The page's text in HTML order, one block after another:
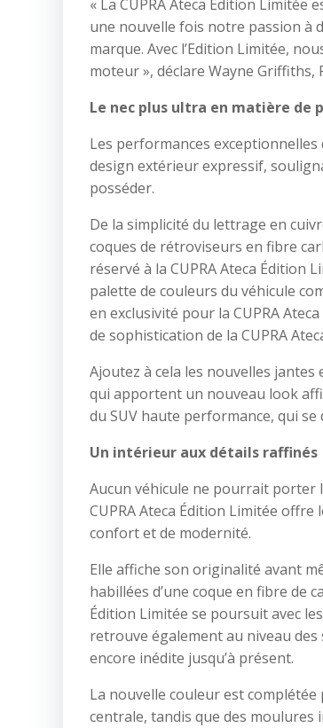
« La CUPRA Ateca Édition
une nouvelle fois notre passion à
marque. Avec l’Edition Limitée,
moteur », déclare Wayne Griffiths,
Le nec plus ultra en matière de
Les performances
design extérieur expressif,
posséder.
De la simplicité du lettrage en
coques de rétroviseurs en fibre
réservé à la CUPRA Ateca Édition
palette de couleurs du véhicule
en exclusivité pour la CUPRA
de sophistication de la CUPRA
Ajoutez à cela les nouvelles jantes
qui apportent un nouveau look
du SUV haute performance, qui
Un intérieur aux détails raffinés
Aucun véhicule ne pourrait porter
CUPRA Ateca Édition Limitée
confort et de modernité.
Elle affiche son originalité avant
habillées d’une coque en fibre de
Édition Limitée se poursuit avec
retrouve également au niveau
encore inédite jusqu’à présent.
La nouvelle couleur est complétée
centrale, tandis que des